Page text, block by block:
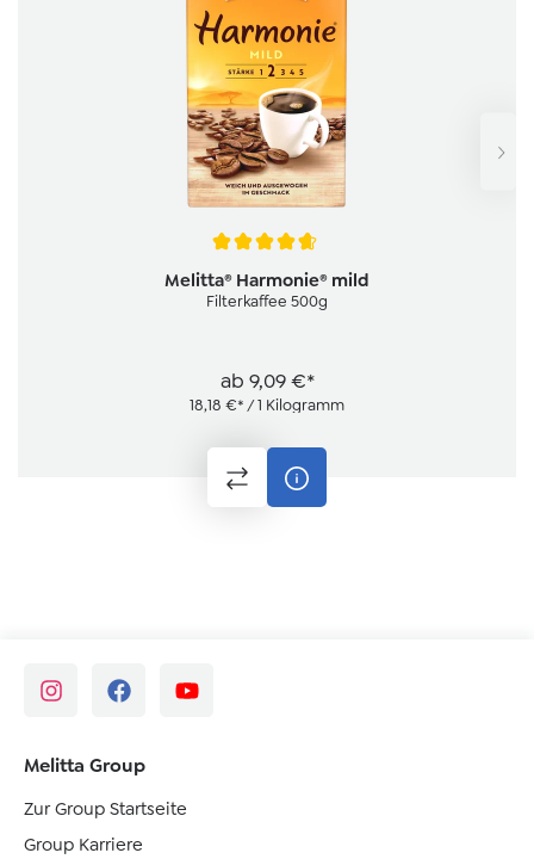
Durchschnittliche Bewertung von 4.7 von 5 Sternen
Melitta® Harmonie® mild
Filterkaffee 500g
ab 9,09 €*
18,18 €* / 1 Kilogramm
Melitta Group
Zur Group Startseite
Group Karriere